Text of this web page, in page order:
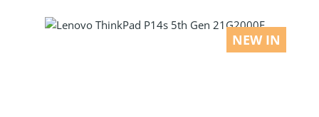
NEW IN